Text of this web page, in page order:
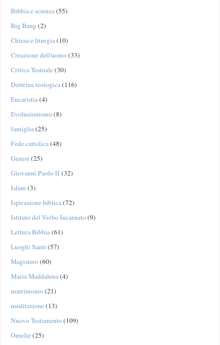
Bibbia e scienza(55)
Big Bang(2)
Chiesa e liturgia(10)
Creazione dell'uomo(33)
Critica Testuale(30)
Dottrina teologica(116)
Eucaristía(4)
Evoluzionismo(8)
famiglia(25)
Fede cattolica(48)
Genesi (25)
Giovanni Paolo II (32)
Islam (3)
Ispirazione biblica(72)
Istituto del Verbo Incarnato(9)
Lettura Bibbia(61)
Luoghi Santi (57)
Magistero(60)
Maria Maddalena(4)
matrimonio(21)
meditazione(13)
Nuovo Testamento(109)
Omelie(25)